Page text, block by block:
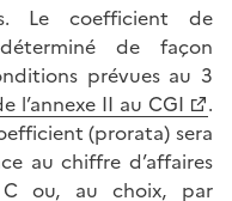
Le coefficient de
de façon
prévues au 3
l’annexe II au CGI
.
(prorata) sera
au chiffre d’affaires
ou, au choix, par